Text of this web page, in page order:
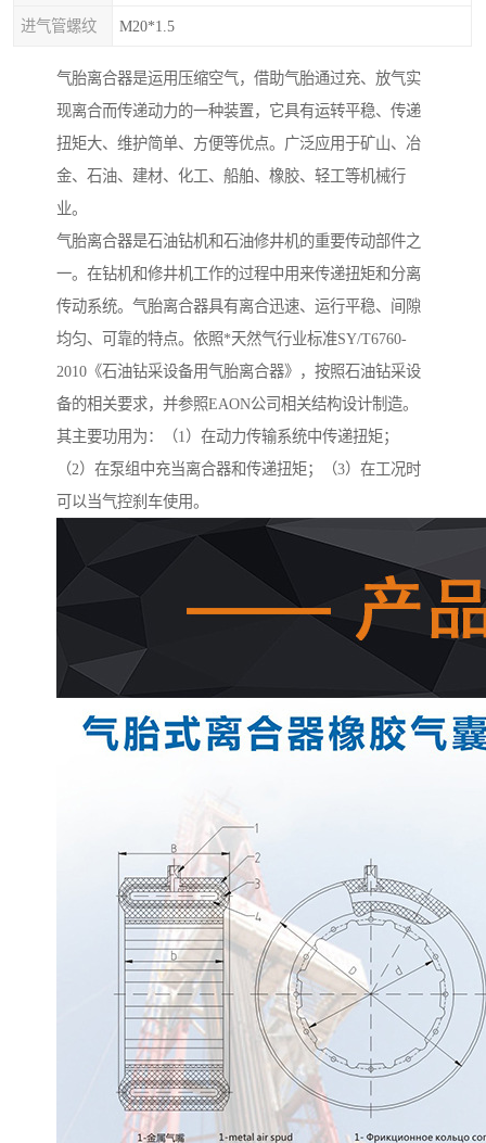
进气管螺纹 M20*1.5
气胎离合器是运用压缩空气，借助气胎通过充、放气实
现离合而传递动力的一种装置，它具有运转平稳、传递
扭矩大、维护简单、方便等优点。广泛应用于矿山、冶
金、石油、建材、化工、船舶、橡胶、轻工等机械行
业。
气胎离合器是石油钻机和石油修井机的重要传动部件之
一。在钻机和修井机工作的过程中用来传递扭矩和分离
传动系统。气胎离合器具有离合迅速、运行平稳、间隙
均匀、可靠的特点。依照*天然气行业标准SY/T6760-
2010《石油钻采设备用气胎离合器》，按照石油钻采设
备的相关要求，并参照EAON公司相关结构设计制造。
其主要功用为：（1）在动力传输系统中传递扭矩；
（2）在泵组中充当离合器和传递扭矩；（3）在工况时
可以当气控刹车使用。